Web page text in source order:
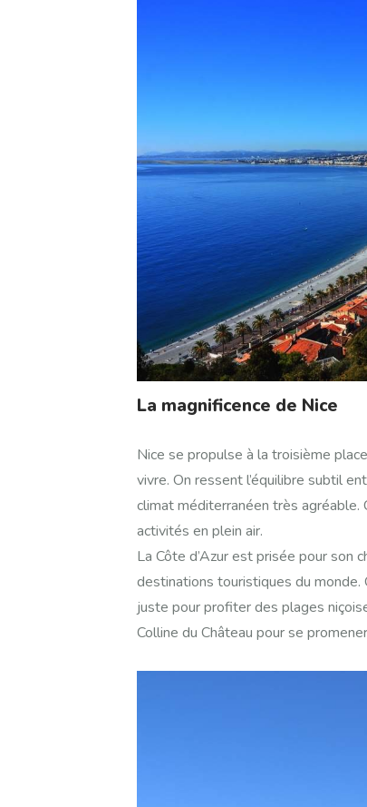
La magnificence de Nice
Nice se propulse à la troisième
vivre. On ressent l’équilibre subtil
climat méditerranéen très
activités en plein air.
La Côte d’Azur est prisée pour son
destinations touristiques du
juste pour profiter des plages
Colline du Château pour se